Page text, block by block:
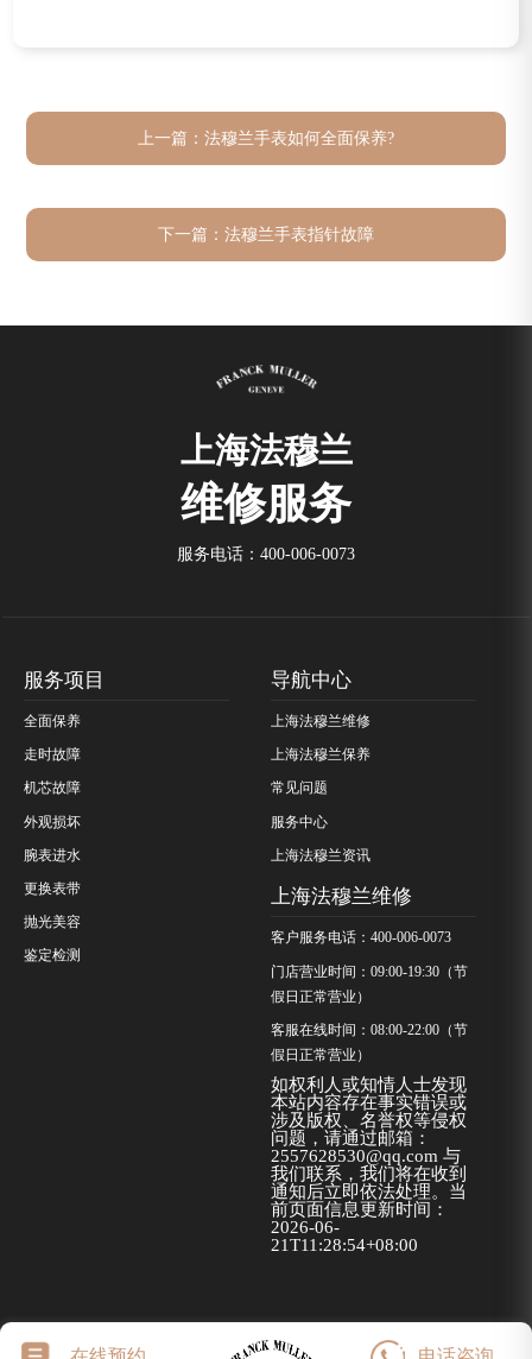
上一篇： 法穆兰手表如何全面保养?
下一篇： 法穆兰手表指针故障
上海法穆兰
维修服务
服务电话： 400-006-0073
服务项目
全面保养
走时故障
机芯故障
外观损坏
腕表进水
更换表带
抛光美容
鉴定检测
导航中心
上海法穆兰维修
上海法穆兰保养
常见问题
服务中心
上海法穆兰资讯
上海法穆兰维修
客户服务电话：400-006-0073
门店营业时间：09:00-19:30（节
假日正常营业）
客服在线时间：08:00-22:00（节
假日正常营业）
如权利人或知情人士发现
本站内容存在事实错误或
涉及版权、名誉权等侵权
问题，请通过邮箱：
2557628530@qq.com 与
我们联系，我们将在收到
通知后立即依法处理。当
前页面信息更新时间：
2026-06-
21T11:28:54+08:00